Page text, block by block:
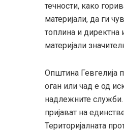
течности, како
материјали, да ги
топлина и
материјали
Општина Гевгелија
оган или чад е од
надлежните
пријават на
Територијалната